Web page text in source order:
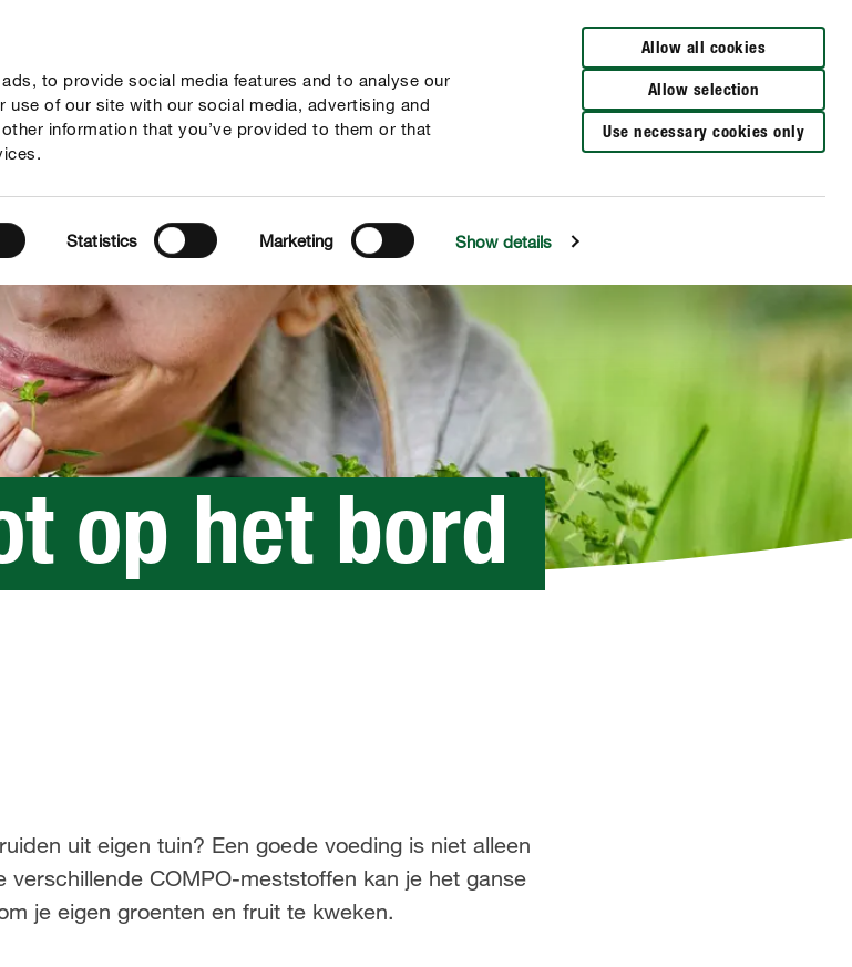
to provide social media features and to analyse our
of our site with our social media, advertising and
information that you’ve provided to them or that
Statistics Marketing Show details
Allow all cookies
Allow selection
Use necessary cookies only
Verkooppunten
Tot je dienst Onderneming
op het bord
uit eigen tuin? Een goede voeding is niet alleen
COMPO-meststoffen kan je het ganse
je eigen groenten en fruit te kweken.